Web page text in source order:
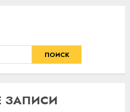
ПОИСК
ЗАПИСИ